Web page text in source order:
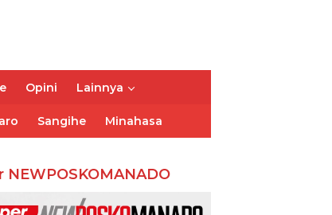
Opini Lainnya
Sangihe Minahasa
NEWPOSKOMANADO